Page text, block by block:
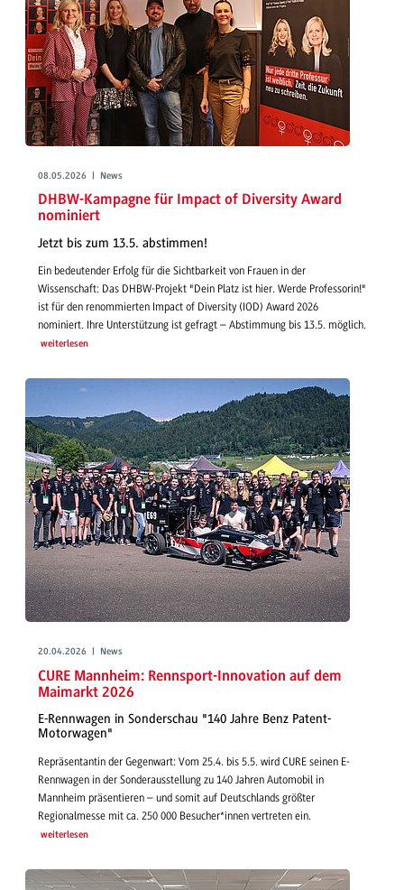
08.05.2026 | News
DHBW-Kampagne für Impact of Diversity Award
nominiert
Jetzt bis zum 13.5. abstimmen!
Ein bedeutender Erfolg für die Sichtbarkeit von Frauen in der
Wissenschaft: Das DHBW-Projekt "Dein Platz ist hier. Werde Professorin!"
ist für den renommierten Impact of Diversity (IOD) Award 2026
nominiert. Ihre Unterstützung ist gefragt – Abstimmung bis 13.5. möglich.
weiterlesen
20.04.2026 | News
CURE Mannheim: Rennsport-Innovation auf dem
Maimarkt 2026
E-Rennwagen in Sonderschau "140 Jahre Benz Patent-
Motorwagen"
Repräsentantin der Gegenwart: Vom 25.4. bis 5.5. wird CURE seinen E-
Rennwagen in der Sonderausstellung zu 140 Jahren Automobil in
Mannheim präsentieren – und somit auf Deutschlands größter
Regionalmesse mit ca. 250 000 Besucher*innen vertreten ein.
weiterlesen